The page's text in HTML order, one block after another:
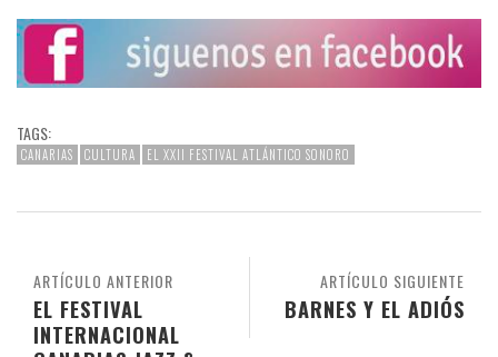
TAGS:
CANARIAS CULTURA EL XXII FESTIVAL ATLÁNTICO SONORO
ARTÍCULO SIGUIENTE
BARNES Y EL ADIÓS
ARTÍCULO ANTERIOR
EL FESTIVAL
INTERNACIONAL